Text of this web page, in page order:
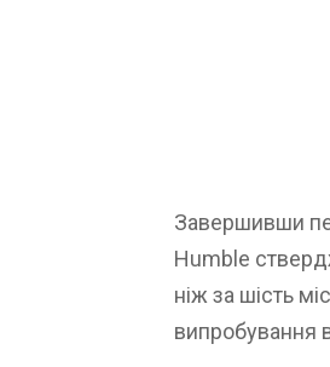
Завершивши
Humble
ніж за шість
випробування